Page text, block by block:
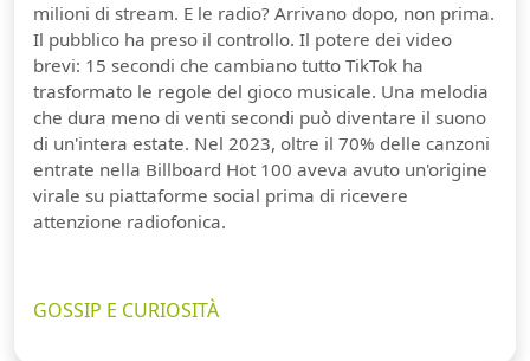
milioni di stream. E le radio? Arrivano dopo, non prima.
Il pubblico ha preso il controllo. Il potere dei video
brevi: 15 secondi che cambiano tutto TikTok ha
trasformato le regole del gioco musicale. Una melodia
che dura meno di venti secondi può diventare il suono
di un'intera estate. Nel 2023, oltre il 70% delle canzoni
entrate nella Billboard Hot 100 aveva avuto un'origine
virale su piattaforme social prima di ricevere
attenzione radiofonica.
GOSSIP E CURIOSITÀ